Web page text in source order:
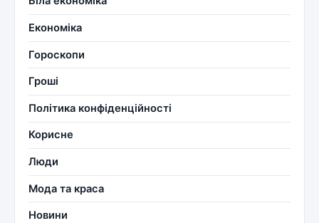
Економіка
Гороскопи
Гроші
Політика конфіденційності
Корисне
Люди
Мода та краса
Новини